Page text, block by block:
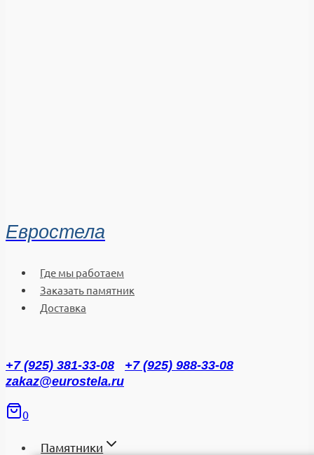
Евростела
Где мы работаем
Заказать памятник
Доставка
+7 (925) 381-33-08
+7 (925) 988-33-08
zakaz@eurostela.ru
0
Памятники